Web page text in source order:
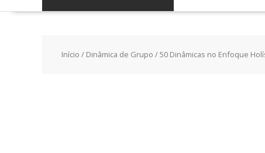
Início / Dinâmica de Grupo / 50 Dinâmicas no Enfoque